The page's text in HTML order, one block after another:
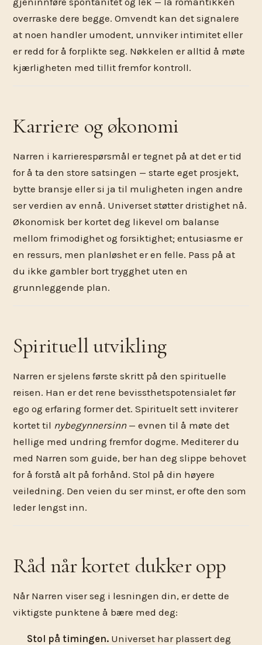
overraske dere begge. Omvendt kan det signalere
at noen handler umodent, unnviker intimitet eller
er redd for å forplikte seg. Nøkkelen er alltid å møte
kjærligheten med tillit fremfor kontroll.
Karriere og økonomi
Narren i karrierespørsmål er tegnet på at det er tid
for å ta den store satsingen — starte eget prosjekt,
bytte bransje eller si ja til muligheten ingen andre
ser verdien av ennå. Universet støtter dristighet nå.
Økonomisk ber kortet deg likevel om balanse
mellom frimodighet og forsiktighet; entusiasme er
en ressurs, men planløshet er en felle. Pass på at
du ikke gambler bort trygghet uten en
grunnleggende plan.
Spirituell utvikling
Narren er sjelens første skritt på den spirituelle
reisen. Han er det rene bevissthetspotensialet før
ego og erfaring former det. Spirituelt sett inviterer
kortet til nybegynnersinn— evnen til å møte det
hellige med undring fremfor dogme. Mediterer du
med Narren som guide, ber han deg slippe behovet
for å forstå alt på forhånd. Stol på din høyere
veiledning. Den veien du ser minst, er ofte den som
leder lengst inn.
Råd når kortet dukker opp
Når Narren viser seg i lesningen din, er dette de
viktigste punktene å bære med deg:
Stol på timingen.Universet har plassert deg